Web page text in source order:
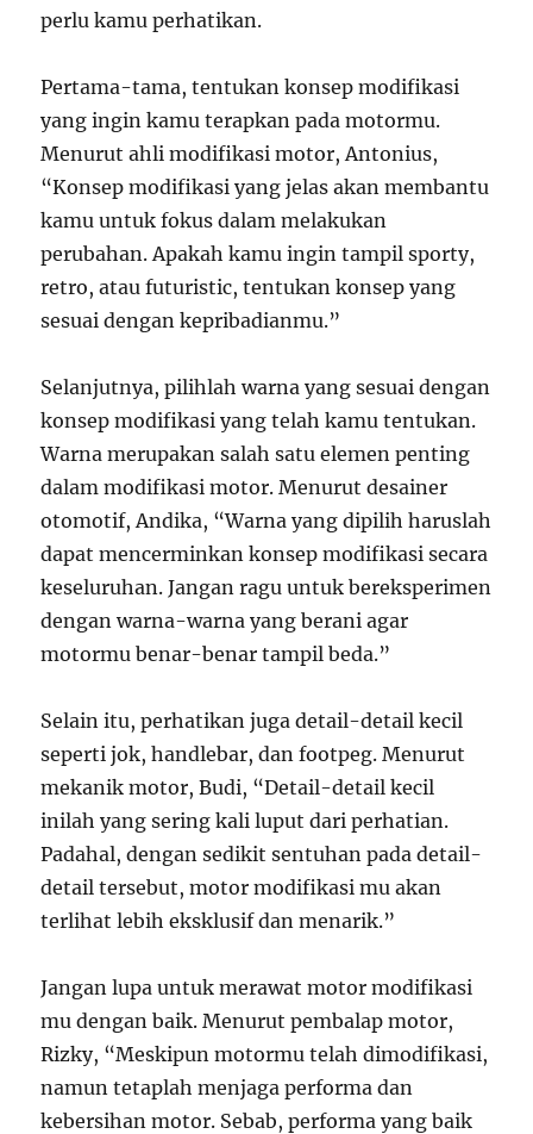
perlu kamu perhatikan.
Pertama-tama, tentukan konsep modifikasi
yang ingin kamu terapkan pada motormu.
Menurut ahli modifikasi motor, Antonius,
“Konsep modifikasi yang jelas akan membantu
kamu untuk fokus dalam melakukan
perubahan. Apakah kamu ingin tampil sporty,
retro, atau futuristic, tentukan konsep yang
sesuai dengan kepribadianmu.”
Selanjutnya, pilihlah warna yang sesuai dengan
konsep modifikasi yang telah kamu tentukan.
Warna merupakan salah satu elemen penting
dalam modifikasi motor. Menurut desainer
otomotif, Andika, “Warna yang dipilih haruslah
dapat mencerminkan konsep modifikasi secara
keseluruhan. Jangan ragu untuk bereksperimen
dengan warna-warna yang berani agar
motormu benar-benar tampil beda.”
Selain itu, perhatikan juga detail-detail kecil
seperti jok, handlebar, dan footpeg. Menurut
mekanik motor, Budi, “Detail-detail kecil
inilah yang sering kali luput dari perhatian.
Padahal, dengan sedikit sentuhan pada detail-
detail tersebut, motor modifikasi mu akan
terlihat lebih eksklusif dan menarik.”
Jangan lupa untuk merawat motor modifikasi
mu dengan baik. Menurut pembalap motor,
Rizky, “Meskipun motormu telah dimodifikasi,
namun tetaplah menjaga performa dan
kebersihan motor. Sebab, performa yang baik